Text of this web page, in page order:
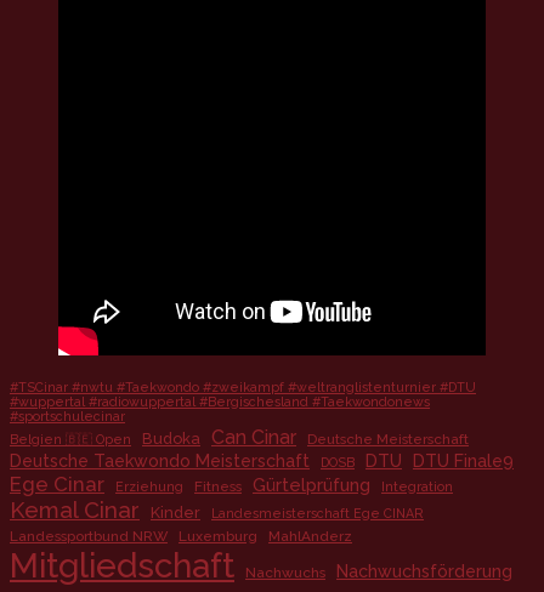
#TSCinar #nwtu #Taekwondo #zweikampf #weltranglistenturnier #DTU
#wuppertal #radiowuppertal #Bergischesland #Taekwondonews
#sportschulecinar
Belgien 🇧🇪 Open
Budoka Can Cinar Deutsche Meisterschaft
Deutsche Taekwondo Meisterschaft DOSB DTU DTU Finale9
Ege Cinar Erziehung Fitness Gürtelprüfung Integration
Kemal Cinar Kinder Landesmeisterschaft Ege CINAR
Landessportbund NRW Luxemburg MahlAnderz
Mitgliedschaft Nachwuchs Nachwuchsförderung